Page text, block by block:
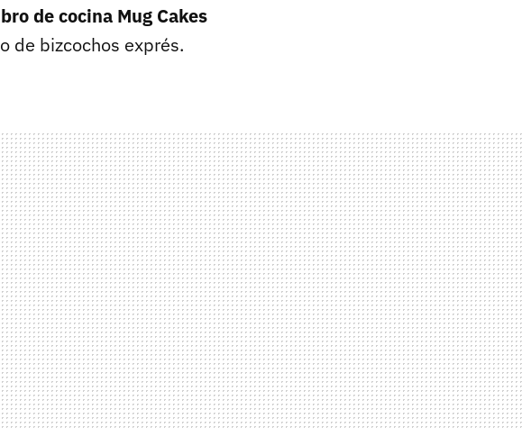
de cocina Mug Cakes
de bizcochos exprés.